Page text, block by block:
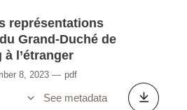
représentations
Grand-Duché de
l’étranger
8, 2023 pdf
See metadata